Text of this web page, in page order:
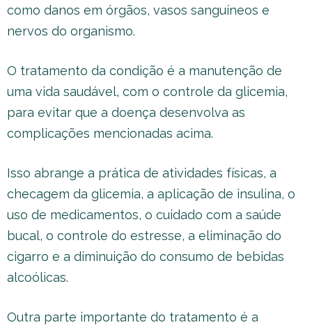
como danos em órgãos, vasos sanguíneos e
nervos do organismo.
O tratamento da condição é a manutenção de
uma vida saudável, com o controle da glicemia,
para evitar que a doença desenvolva as
complicações mencionadas acima.
Isso abrange a prática de atividades físicas, a
checagem da glicemia, a aplicação de insulina, o
uso de medicamentos, o cuidado com a saúde
bucal, o controle do estresse, a eliminação do
cigarro e a diminuição do consumo de bebidas
alcoólicas.
Outra parte importante do tratamento é a